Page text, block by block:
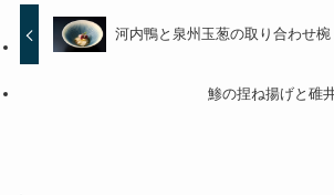
河内鴨と泉州玉葱の取り合わせ椀
鯵の捏ね揚げと碓